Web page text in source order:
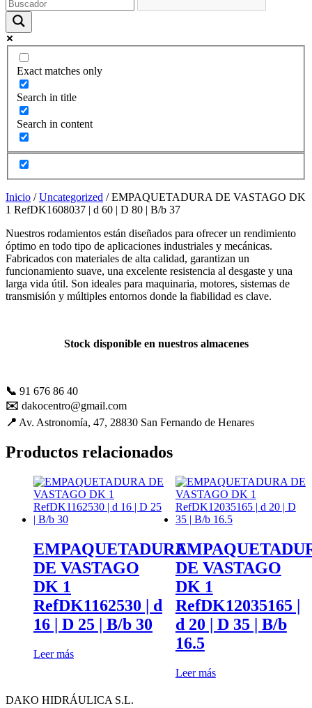
Exact matches only
Search in title
Search in content
Inicio /Uncategorized / EMPAQUETADURA DE VASTAGO DK
1 RefDK1608037 | d 60 | D 80 | B/b 37
Nuestros rodamientos están diseñados para ofrecer un rendimiento
óptimo en todo tipo de aplicaciones industriales y mecánicas.
Fabricados con materiales de alta calidad, garantizan un
funcionamiento suave, una excelente resistencia al desgaste y una
larga vida útil. Son ideales para maquinaria, motores, sistemas de
transmisión y múltiples entornos donde la fiabilidad es clave.
Stock disponible en nuestros almacenes
📞 91 676 86 40
✉️ dakocentro@gmail.com
📍 Av. Astronomía, 47, 28830 San Fernando de Henares
Productos relacionados
EMPAQUETADURA
DE VASTAGO
DK 1
RefDK1162530 | d
16 | D 25 | B/b 30
Leer más
DE VASTAGO
DK 1
RefDK12035165 |
d 20 | D 35 | B/b
16.5
Leer más
DAKO HIDRÁULICA S.L.
nuestro
Estadísticas
Para que
podamos
mejorar la
funcionalidad
y estructura
de la web,
utilizaremos
las
estadísticas
de uso en la
web. Así
interesa más
de lo que
ofrecemos y
cómo poder
mejorar con
tu ayuda.
Experiencia
mejor posible
durante tu
visita. Es una
guía para
disfrutar del
nuestra página.
Si rechaza estas
cookies,
algunas
desaparecerán
de la web. Si
las aceptas, nos
serás de gran
ayuda.
Al compartir
nuestro sitio,